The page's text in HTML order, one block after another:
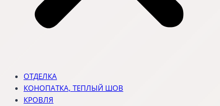
ОТДЕЛКА
КОНОПАТКА, ТЕПЛЫЙ ШОВ
КРОВЛЯ